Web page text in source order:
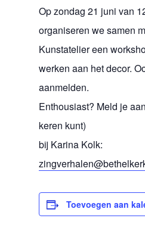
Op zondag 21 juni van
organiseren we samen
Kunstatelier een
werken aan het decor.
aanmelden.
Enthousiast? Meld je
keren kunt)
bij Karina Kolk:
Toevoegen aan